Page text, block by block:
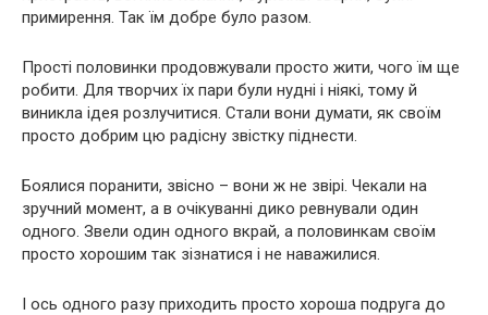
примирення. Так їм добре було разом.
Прості половинки продовжували просто жити, чого їм ще
робити. Для творчих їх пари були нудні і ніякі, тому й
виникла ідея розлучитися. Стали вони думати, як своїм
просто добрим цю радісну звістку піднести.
Боялися поранити, звісно – вони ж не звірі. Чекали на
зручний момент, а в очікуванні дико ревнували один
одного. Звели один одного вкрай, а половинкам своїм
просто хорошим так зізнатися і не наважилися.
І ось одного разу приходить просто хороша подруга до